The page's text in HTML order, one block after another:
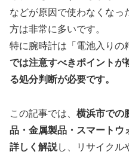
などが原因で使わなくなっ
方は非常に多いです。
特に腕時計は「電池入りの
では注意すべきポイントが
る処分判断が必要です。
この記事では、 横浜市での
品・金属製品・スマートウ
詳しく解説し、リサイクル